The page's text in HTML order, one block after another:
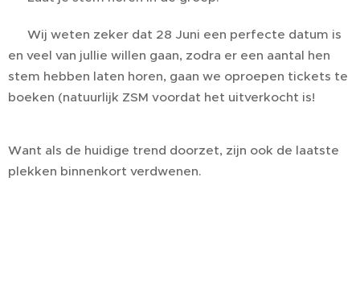
📢 Wij weten zeker dat 28 Juni een perfecte datum is
en veel van jullie willen gaan, zodra er een aantal hen
stem hebben laten horen, gaan we oproepen tickets te
boeken (natuurlijk ZSM voordat het uitverkocht is!
Want als de huidige trend doorzet, zijn ook de laatste
plekken binnenkort verdwenen.